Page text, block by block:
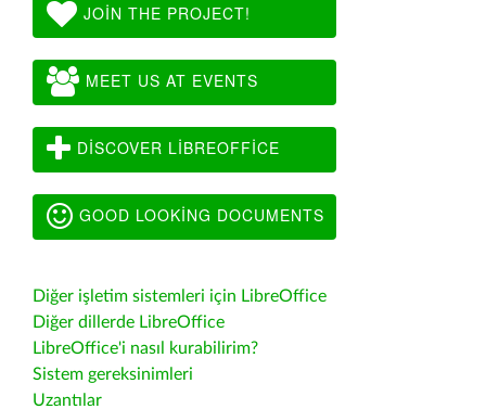
JOIN THE PROJECT!
MEET US AT EVENTS
DISCOVER LIBREOFFICE
GOOD LOOKING DOCUMENTS
Diğer işletim sistemleri için LibreOffice
Diğer dillerde LibreOffice
LibreOffice'i nasıl kurabilirim?
Sistem gereksinimleri
Uzantılar